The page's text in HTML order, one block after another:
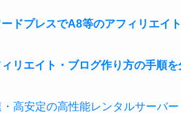
ドプレスでA8等のアフィリエイ
ィリエイト・ブログ作り方の手順
高安定の高性能レンタルサーバー